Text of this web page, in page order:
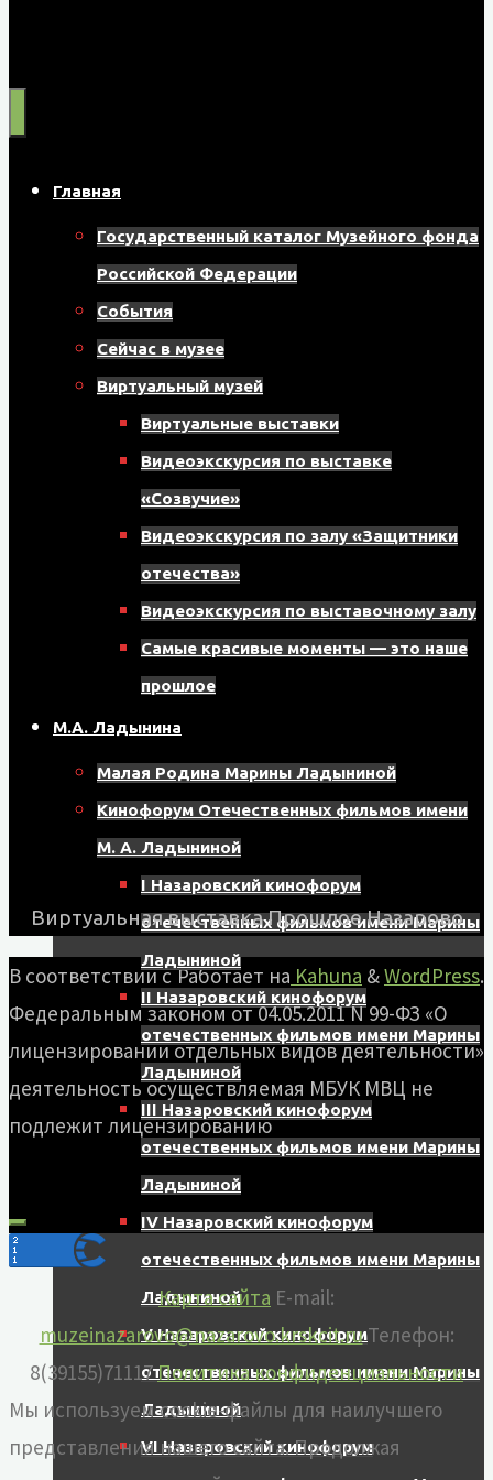
учреждение
культуры
муниципального
округа
Главная
Государственный каталог Музейного фонда
Российской Федерации
События
Сейчас в музее
Виртуальный музей
Виртуальные выставки
Видеоэкскурсия по выставке
«Созвучие»
Видеоэкскурсия по залу «Защитники
отечества»
Видеоэкскурсия по выставочному залу
Самые красивые моменты — это наше
прошлое
М.А. Ладынина
Малая Родина Марины Ладыниной
Кинофорум Отечественных фильмов имени
М. А. Ладыниной
I Назаровский кинофорум
отечественных фильмов имени Марины
Ладыниной
II Назаровский кинофорум
отечественных фильмов имени Марины
Ладыниной
III Назаровский кинофорум
отечественных фильмов имени Марины
Ладыниной
IV Назаровский кинофорум
отечественных фильмов имени Марины
Ладыниной
V Назаровский кинофорум
отечественных фильмов имени Марины
Ладыниной
VI Назаровский кинофорум
Виртуальная выставка Прошлое Назарово
Работает на Kahuna &WordPress.
В соответствии с
Федеральным законом от 04.05.2011 N 99-ФЗ «О
лицензировании отдельных видов деятельности»
деятельность осуществляемая МБУК МВЦ не
подлежит лицензированию
Карта сайта E-mail:
muzeinazarovo@nazarovo.krskcit.ruТелефон:
8(39155)71117Политика конфиденциальности
Мы используем cookie-файлы для наилучшего
представления нашего сайта. Продолжая